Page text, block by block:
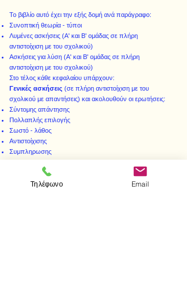
Το βιβλίο αυτό έχει την εξής δομή ανά παράγραφο:
Συνοπτική θεωρία - τύποι
Λυμένες ασκήσεις (Α' και Β' ομάδας σε πλήρη
αντιστοίχιση με του σχολικού)
Ασκήσεις για λύση (Α' και Β' ομάδας σε πλήρη
αντιστοίχιση με του σχολικού)
Στο τέλος κάθε κεφαλαίου υπάρχουν:
Γενικές ασκήσεις (σε πλήρη αντιστοίχιση με του
σχολικού με απαντήσεις) και ακολουθούν οι ερωτήσεις:
Σύντομης απάντησης
Πολλαπλής επιλογής
Σωστό - λάθος
Αντιστοίχισης
Συμπληρωσης
Τηλέφωνο Email